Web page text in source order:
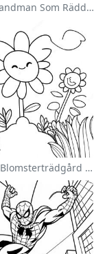
Modig Brandman Som Räddar En Katt Målarbild
Färgglad Blomsterträdgård Målarbild